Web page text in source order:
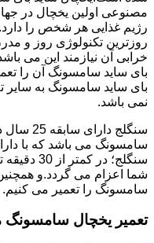
مصنوعی اولین یخچال در
رژیم غذایی هر شخص را
روزترین تکنولوژی روز و
خرابی آن نیازمند این می
بای ساید سامسونگ آن را
بای ساید سامسونگ به سایر
نمی باشد.
سنگلج
سامسونگ می باشد که با
سنگلج؛
شما اعزام می گردد.و
سامسونگ را تعمیر می کنیم.
تعمیر یخچال سامسونگ